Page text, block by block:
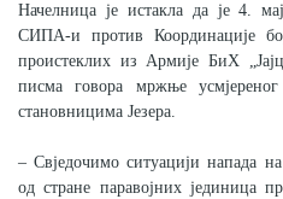
Обавјештења
Заштита од пожара
COVID 19
Геоистраживања
Начелница је истакла да је 4.
СИПА-и против Координације
проистеклих из Армије БиХ
писма говора мржње
становницима Језера.
– Свједочимо ситуацији напада
од стране паравојних јединица